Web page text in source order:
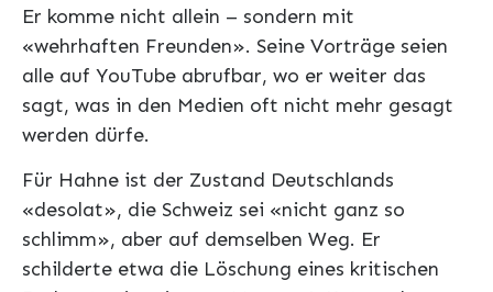
Er komme nicht allein – sondern mit
«wehrhaften Freunden». Seine Vorträge seien
alle auf YouTube abrufbar, wo er weiter das
sagt, was in den Medien oft nicht mehr gesagt
werden dürfe.
Für Hahne ist der Zustand Deutschlands
«desolat», die Schweiz sei «nicht ganz so
schlimm», aber auf demselben Weg. Er
schilderte etwa die Löschung eines kritischen